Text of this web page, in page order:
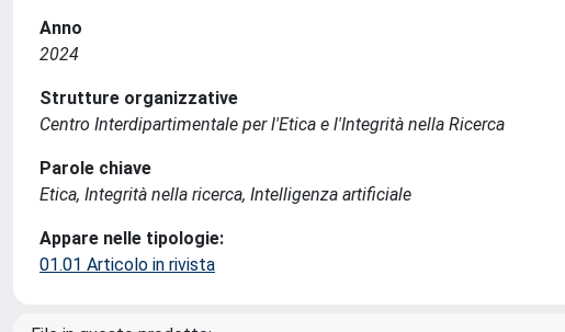
Anno
2024
Strutture organizzative
Centro Interdipartimentale per l'Etica e l'Integrità nella Ricerca
Parole chiave
Etica, Integrità nella ricerca, Intelligenza artificiale
Appare nelle tipologie:
01.01 Articolo in rivista